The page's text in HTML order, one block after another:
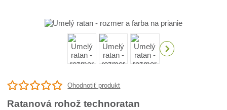
Ohodnotiť produkt
Ratanová rohož technoratan